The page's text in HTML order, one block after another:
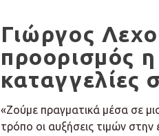
Γιώργος
προορισμός
καταγγελίες
«Ζούμε πραγματικά μέσα σε
τρόπο οι αυξήσεις τιμών